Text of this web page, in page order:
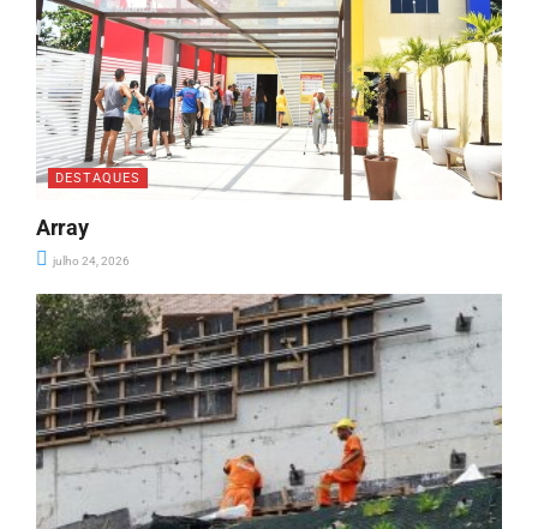
DESTAQUES
Array
julho 24, 2026